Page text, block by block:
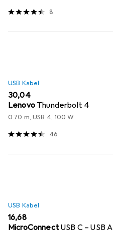
8
USB Kabel
EUR
30,04
Lenovo Thunderbolt 4
0.70 m, USB 4, 100 W
46
USB Kabel
EUR
16,68
MicroConnectUSB C – USB A